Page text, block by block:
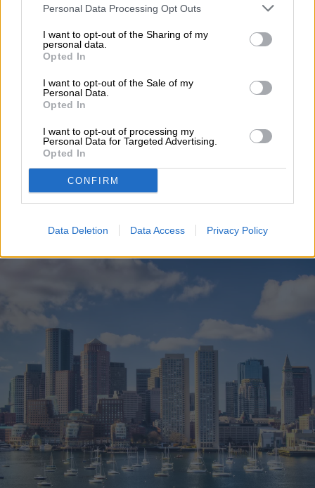
Personal Data Processing Opt Outs
I want to opt-out of the Sharing of my
personal data.
Opted In
I want to opt-out of the Sale of my
Personal Data.
Opted In
I want to opt-out of processing my
Personal Data for Targeted Advertising.
Opted In
CONFIRM
Data Deletion Data Access Privacy Policy
Hoy, Nueva York es considerada la ciudad
más inteligente del mundo, y esto se debe
a la gestión eficiente de los recursos, el
compromiso con el medioambiente y la
optimización tecnológica.
Boston